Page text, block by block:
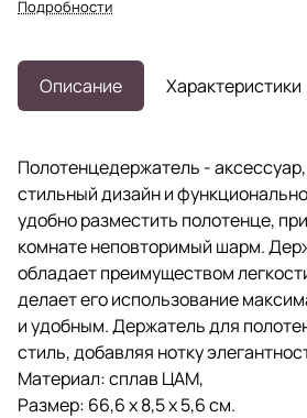
Подробности
Описание Характеристики
Полотенцедержатель -
стильный дизайн и
удобно разместить полотенце,
комнате неповторимый шарм.
обладает преимуществом
делает его использование
и удобным. Держатель для
стиль, добавляя нотку
Материал: сплав ЦАМ,
Размер: 66,6 х 8,5 х 5,6 см.